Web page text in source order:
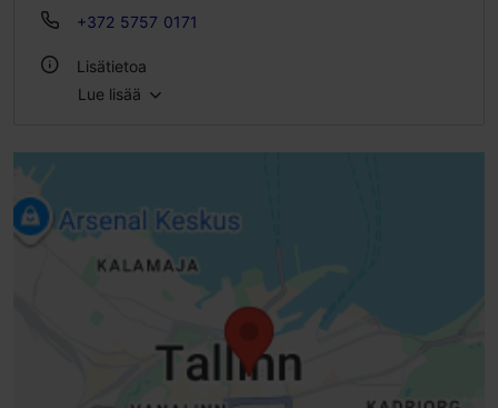
+372 5757 0171
Lisätietoa
Istumapaikkoja ulkona: 20
Lemmikkieläimet tervetulleita
Lue lisää